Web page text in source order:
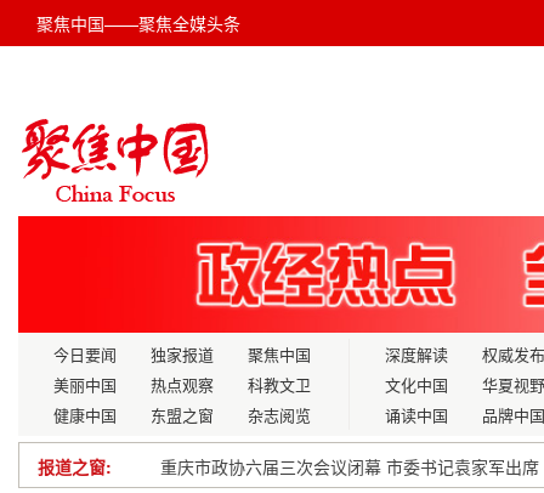
聚焦中国——聚焦全媒头条
今日要闻 独家报道
聚焦中国
美丽中国
热点观察
科教文卫
健康中国
东盟之窗 杂志阅览
深度解读
权威发布
文化中国
华夏视野
诵读中国
品牌中国
报道之窗:
重庆市政协六届三次会议闭幕 市委书记袁家军出席